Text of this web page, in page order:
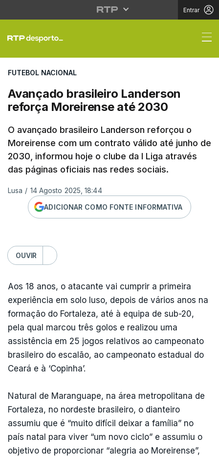
Entrar
Avançado brasileiro
FUTEBOL NACIONAL
Avançado brasileiro Landerson
reforça Moreirense até 2030
O avançado brasileiro Landerson reforçou o
Moreirense com um contrato válido até junho de
2030, informou hoje o clube da I Liga através
das páginas oficiais nas redes sociais.
Lusa / 14 Agosto 2025, 18:44
ADICIONAR COMO FONTE INFORMATIVA
OUVIR
Aos 18 anos, o atacante vai cumprir a primeira
experiência em solo luso, depois de vários anos na
formação do Fortaleza, até à equipa de sub-20,
pela qual marcou três golos e realizou uma
assistência em 25 jogos relativos ao campeonato
brasileiro do escalão, ao campeonato estadual do
Ceará e à ‘Copinha’.
Natural de Maranguape, na área metropolitana de
Fortaleza, no nordeste brasileiro, o dianteiro
assumiu que é “muito difícil deixar a família” no
país natal para viver “um novo ciclo” e assumiu o
objetivo de proporcionar “alegria ao Moreirense”,